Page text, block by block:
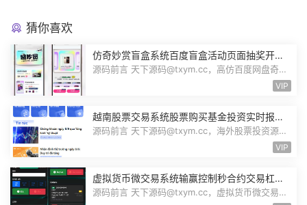
猜你喜欢
仿奇妙赏盲盒系统百度盲盒活动页面抽奖开盒
奖品展示概率设置无限回调源码潮玩V6
源码前言 天下源码@txym.cc，高仿百度网盘奇妙
VIP
越南股票交易系统股票购买基金投资实时报价
交易信息投资组合海外股票投资PHP源码
源码前言 天下源码@txym.cc，海外股票投资源
VIP
虚拟货币微交易系统输赢控制秒合约交易杠杆
交易现货交易跟单员模式纯英文版源码BitTong
源码前言 天下源码@txym.cc，虚拟货币微交易投